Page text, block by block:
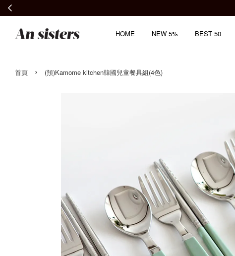
HOME NEW 5% BEST 50
首頁 › (預)Kamome kitchen韓國兒童餐具組(4色)